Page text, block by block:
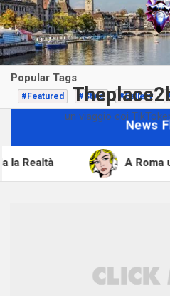
un viaggio coi
Popular Tags
#Featured #Style #Gallery
News
Realtà A Roma